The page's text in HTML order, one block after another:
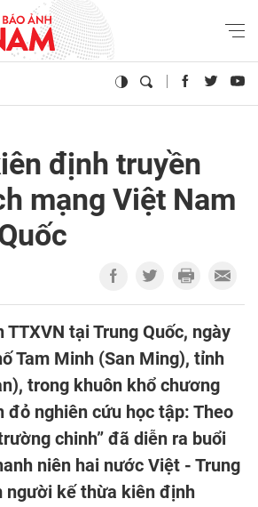
định truyền
mạng Việt Nam
TTXVN tại Trung Quốc, ngày
Tam Minh (San Ming), tỉnh
trong khuôn khổ chương
đỏ nghiên cứu học tập: Theo
chinh” đã diễn ra buổi
niên hai nước Việt - Trung
người kế thừa kiên định